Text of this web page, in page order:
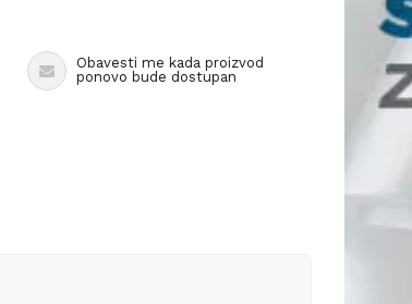
Obavesti me kada proizvod
ponovo bude dostupan